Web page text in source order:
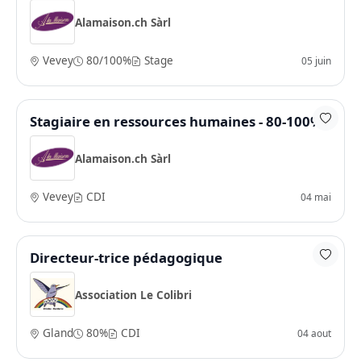
Alamaison.ch Sàrl
Vevey 80/100% Stage 05 juin
Stagiaire en ressources humaines - 80-100%
Alamaison.ch Sàrl
Vevey CDI 04 mai
Directeur-trice pédagogique
Association Le Colibri
Gland 80% CDI 04 aout